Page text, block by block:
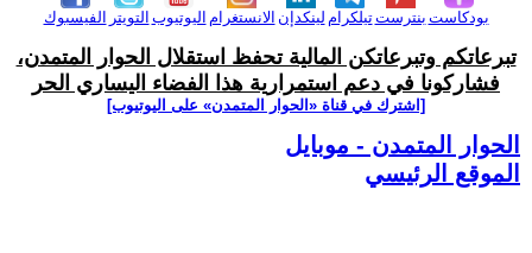
الفيسبوك التويتر اليوتيوب الانستغرام لينكدإن تيلكرامبنترست بودكاست
تبرعاتكم وتبرعاتكن المالية تحفظ استقلال الحوار المتمدن،
فشاركونا في دعم استمرارية هذا الفضاء اليساري الحر
[اشترك في قناة ‫«الحوار المتمدن» على اليوتيوب]
الحوار المتمدن - موبايل
الموقع الرئيسي